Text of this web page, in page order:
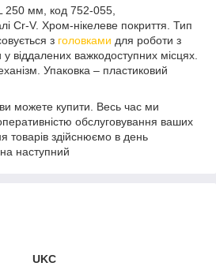
250 мм, код 752-055,
Cr-V. Хром-нікелеве покриття. Тип
з головками для роботи з
віддалених важкодоступних місцях.
Упаковка – пластиковий
можете купити. Весь час ми
обслуговування ваших
товарів здійснюємо в день
наступний
UKC